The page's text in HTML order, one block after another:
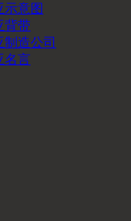
示意图
背带
制造公司
名言